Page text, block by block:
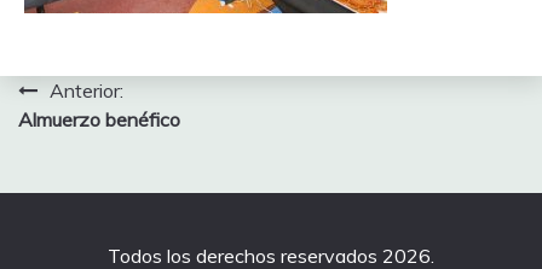
Navegación
de
entradas
Anterior:
Almuerzo benéfico
Todos los derechos reservados 2026.